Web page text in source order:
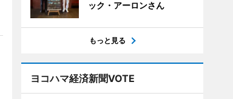
ック・アーロンさん
もっと見る
ヨコハマ経済新聞VOTE